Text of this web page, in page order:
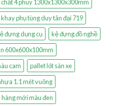
4 phuy 1300x1300x300mm
khay phụ tùng duy tân đại 719
đựng dụng cụ
kệ đựng đồ nghề
600x600x100mm
cam
pallet lót sàn xe
1.1 mét vuông
mới màu đen